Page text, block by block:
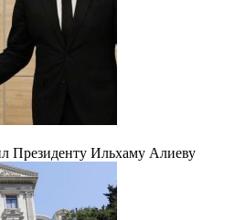
Президенту Ильхаму Алиеву